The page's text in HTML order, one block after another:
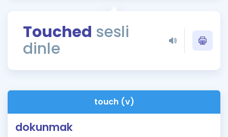
Rehberlik Aracı
ÖSYM Sınav Takvimi
İngilizce Gramer
Touched sesli
dinle
touch (v)
dokunmak